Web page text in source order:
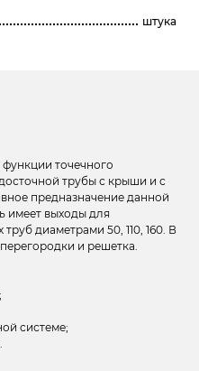
штука
точечного
трубы с крыши и с
предназначение данной
имеет выходы для
диаметрами 50, 110, 160. В
и решетка.
системе;